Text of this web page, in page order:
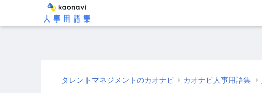
タレントマネジメントのカオナビ カオナビ人事用語集